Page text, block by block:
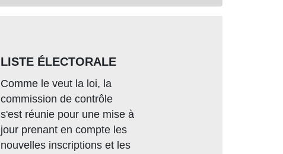
LISTE ÉLECTORALE
Comme le veut la loi, la
commission de contrôle
s'est réunie pour une mise à
jour prenant en compte les
nouvelles inscriptions et les